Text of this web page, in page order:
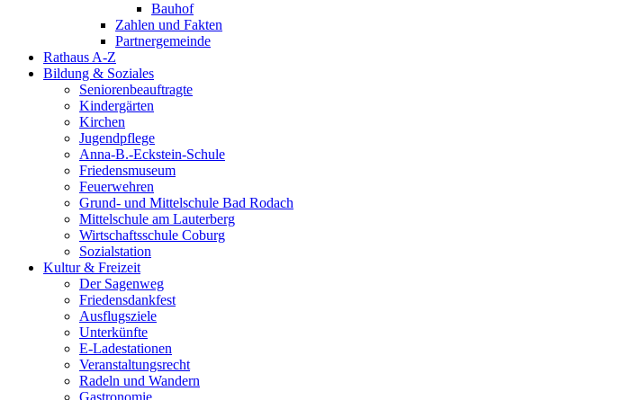
Bauhof
Zahlen und Fakten
Partnergemeinde
Rathaus A-Z
Bildung & Soziales
Seniorenbeauftragte
Kindergärten
Kirchen
Jugendpflege
Anna-B.-Eckstein-Schule
Friedensmuseum
Feuerwehren
Grund- und Mittelschule Bad Rodach
Mittelschule am Lauterberg
Wirtschaftsschule Coburg
Sozialstation
Kultur & Freizeit
Der Sagenweg
Friedensdankfest
Ausflugsziele
Unterkünfte
E-Ladestationen
Veranstaltungsrecht
Radeln und Wandern
Gastronomie